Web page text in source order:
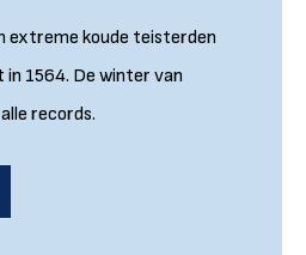
extreme koude teisterden
1564. De winter van
records.